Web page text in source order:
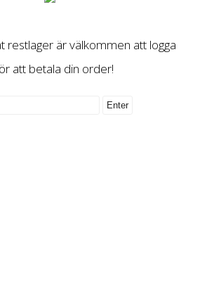
restlager är välkommen att logga
att betala din order!